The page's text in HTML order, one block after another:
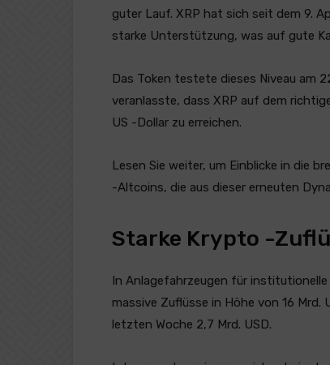
guter Lauf. XRP hat sich seit dem 9.
starke Unterstützung, was auf gute
Das Token testete dieses Niveau am
veranlasste, dass XRP auf dem
US -Dollar zu erreichen.
Lesen Sie weiter, um Einblicke in die
-Altcoins, die aus dieser erneuten
Starke Krypto -
In Anlagefahrzeugen für
massive Zuflüsse in Höhe von 16 Mrd.
letzten Woche 2,7 Mrd. USD.